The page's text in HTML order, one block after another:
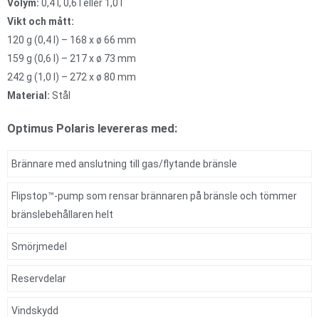
Volym: 0,4 l, 0,6 l eller 1,0 l
Vikt och mått:
120 g (0,4 l) – 168 x ø 66 mm
159 g (0,6 l) – 217 x ø 73 mm
242 g (1,0 l) – 272 x ø 80 mm
Material: Stål
Optimus Polaris levereras med:
Brännare med anslutning till gas/flytande bränsle
Flipstop™-pump som rensar brännaren på bränsle och tömmer
bränslebehållaren helt
Smörjmedel
Reservdelar
Vindskydd